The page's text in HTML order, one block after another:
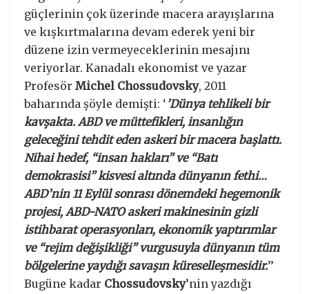
güçlerinin çok üzerinde macera arayışlarına
ve kışkırtmalarına devam ederek yeni bir
düzene izin vermeyeceklerinin mesajını
veriyorlar. Kanadalı ekonomist ve yazar
Profesör Michel Chossudovsky, 2011
baharında şöyle demişti: ‘ ’Dünya tehlikeli bir
kavşakta. ABD ve müttefikleri, insanlığın
geleceğini tehdit eden askeri bir macera başlattı.
Nihai hedef, “insan hakları” ve “Batı
demokrasisi” kisvesi altında dünyanın fethi…
ABD’nin 11 Eylül sonrası dönemdeki hegemonik
projesi, ABD-NATO askeri makinesinin gizli
istihbarat operasyonları, ekonomik yaptırımlar
ve “rejim değişikliği” vurgusuyla dünyanın tüm
bölgelerine yaydığı savaşın küreselleşmesidir.’’
Bugüne kadar Chossudovsky’nin yazdığı